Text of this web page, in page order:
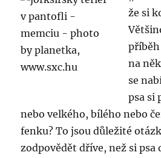
že si
na
se
psa si
nebo velkého, bílého nebo
fenku? To jsou důležité
zodpovědět dříve, než si psa